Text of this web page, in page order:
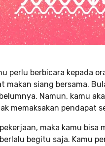
perlu berbicara kepada
makan siang bersama.
Namun, kamu
memaksakan pendapat
maka kamu
begitu saja. Kamu